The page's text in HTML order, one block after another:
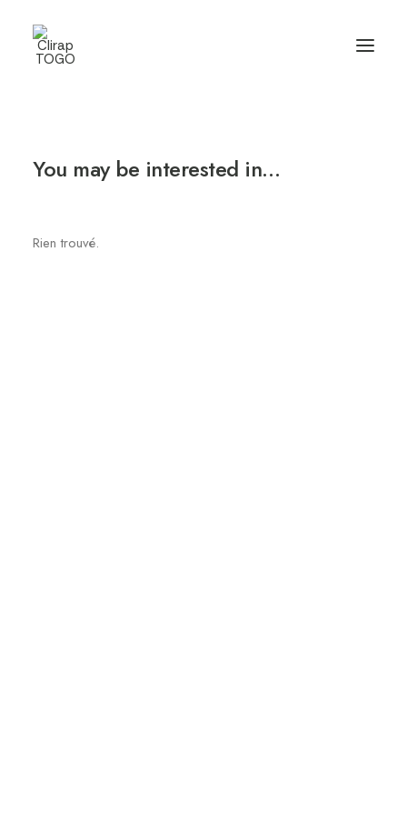
You may be interested in…
Rien trouvé.